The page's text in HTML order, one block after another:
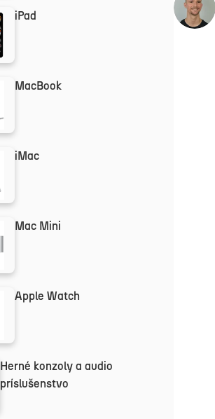
iPad
MacBook
iMac
Mac Mini
Apple Watch
Herné konzoly a audio
príslušenstvo